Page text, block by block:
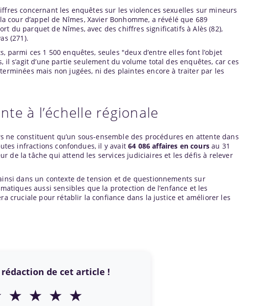
concernant les enquêtes sur les violences sexuelles sur mineurs
d’appel de Nîmes, Xavier Bonhomme, a révélé que 689
du parquet de Nîmes, avec des chiffres significatifs à Alès (82),
(271).
ces 1 500 enquêtes, seules "deux d’entre elles font l’objet
s’agit d’une partie seulement du volume total des enquêtes, car ces
mais non jugées, ni des plaintes encore à traiter par les
à l’échelle régionale
ne constituent qu’un sous-ensemble des procédures en attente dans
infractions confondues, il y avait64 086 affaires en coursau 31
de la tâche qui attend les services judiciaires et les défis à relever
dans un contexte de tension et de questionnements sur
aussi sensibles que la protection de l’enfance et les
cruciale pour rétablir la confiance dans la justice et améliorer les
de cet article !
★ ★ ★ ★